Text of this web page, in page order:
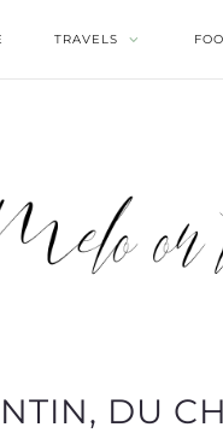
TRAVELS
DU